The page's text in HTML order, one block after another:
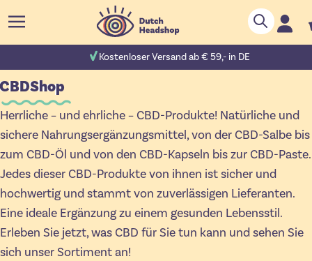
Suche
Kostenloser Versand ab € 59,- in DE
CBDShop
Herrliche – und ehrliche – CBD-Produkte! Natürliche und
sichere Nahrungsergänzungsmittel, von der CBD-Salbe bis
zum CBD-Öl und von den CBD-Kapseln bis zur CBD-Paste.
Jedes dieser CBD-Produkte von ihnen ist sicher und
hochwertig und stammt von zuverlässigen Lieferanten.
Eine ideale Ergänzung zu einem gesunden Lebensstil.
Erleben Sie jetzt, was CBD für Sie tun kann und sehen Sie
sich unser Sortiment an!